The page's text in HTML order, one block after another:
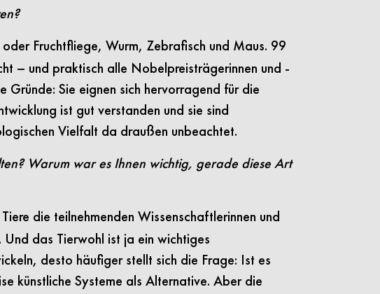
Fruchtfliege, Wurm, Zebrafisch und Maus. 99
– und praktisch alle Nobelpreisträgerinnen und -
Sie eignen sich hervorragend für die
ist gut verstanden und sie sind
Vielfalt da draußen unbeachtet.
Warum war es Ihnen wichtig, gerade diese Art
die teilnehmenden Wissenschaftlerinnen und
das Tierwohl ist ja ein wichtiges
desto häufiger stellt sich die Frage: Ist es
künstliche Systeme als Alternative. Aber die